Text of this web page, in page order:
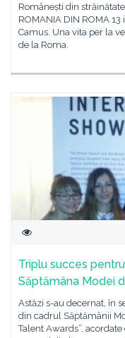
Românești din
ROMANIA DIN ROMA
Camus. Una vita per la
de la Roma.
Triplu succes
Săptămâna Modei
Astăzi s-au decernat, în
din cadrul Săptămânii
Talent Awards”,